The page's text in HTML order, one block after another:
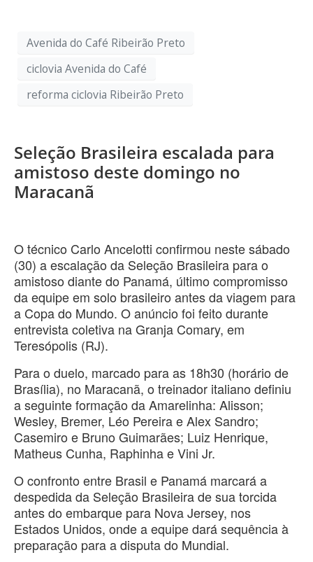
Avenida do Café Ribeirão Preto
ciclovia Avenida do Café
reforma ciclovia Ribeirão Preto
Seleção Brasileira escalada para
amistoso deste domingo no
Maracanã
O técnico Carlo Ancelotti confirmou neste sábado
(30) a escalação da Seleção Brasileira para o
amistoso diante do Panamá, último compromisso
da equipe em solo brasileiro antes da viagem para
a Copa do Mundo. O anúncio foi feito durante
entrevista coletiva na Granja Comary, em
Teresópolis (RJ).
Para o duelo, marcado para as 18h30 (horário de
Brasília), no Maracanã, o treinador italiano definiu
a seguinte formação da Amarelinha: Alisson;
Wesley, Bremer, Léo Pereira e Alex Sandro;
Casemiro e Bruno Guimarães; Luiz Henrique,
Matheus Cunha, Raphinha e Vini Jr.
O confronto entre Brasil e Panamá marcará a
despedida da Seleção Brasileira de sua torcida
antes do embarque para Nova Jersey, nos
Estados Unidos, onde a equipe dará sequência à
preparação para a disputa do Mundial.